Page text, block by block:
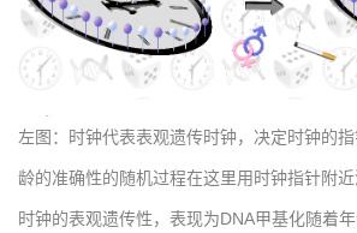
左图：时钟代表表观遗传时钟，决定时钟的
龄的准确性的随机过程在这里用时钟指针附近
时钟的表观遗传性，表现为DNA甲基化随着